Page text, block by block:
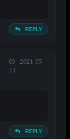
REPLY
2021-05-
11
REPLY